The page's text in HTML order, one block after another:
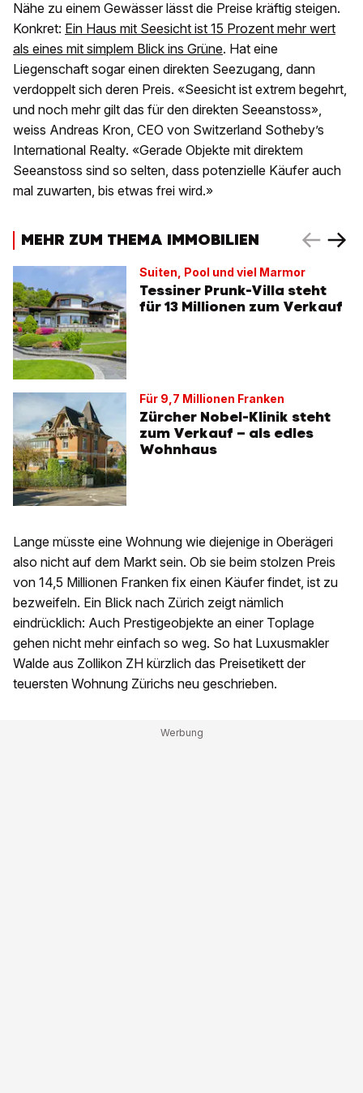
Nähe zu einem Gewässer lässt die Preise kräftig steigen.
Konkret: Ein Haus mit Seesicht ist 15 Prozent mehr wert
als eines mit simplem Blick ins Grüne. Hat eine
Liegenschaft sogar einen direkten Seezugang, dann
verdoppelt sich deren Preis. «Seesicht ist extrem begehrt,
und noch mehr gilt das für den direkten Seeanstoss»,
weiss Andreas Kron, CEO von Switzerland Sotheby’s
International Realty. «Gerade Objekte mit direktem
Seeanstoss sind so selten, dass potenzielle Käufer auch
mal zuwarten, bis etwas frei wird.»
MEHR ZUM THEMA IMMOBILIEN
Suiten, Pool und viel Marmor
Tessiner Prunk-Villa steht
für 13 Millionen zum Verkauf
Für 9,7 Millionen Franken
Zürcher Nobel-Klinik steht
zum Verkauf – als edles
Wohnhaus
Lange müsste eine Wohnung wie diejenige in Oberägeri
also nicht auf dem Markt sein. Ob sie beim stolzen Preis
von 14,5 Millionen Franken fix einen Käufer findet, ist zu
bezweifeln. Ein Blick nach Zürich zeigt nämlich
eindrücklich: Auch Prestigeobjekte an einer Toplage
gehen nicht mehr einfach so weg. So hat Luxusmakler
Walde aus Zollikon ZH kürzlich das Preisetikett der
teuersten Wohnung Zürichs neu geschrieben.